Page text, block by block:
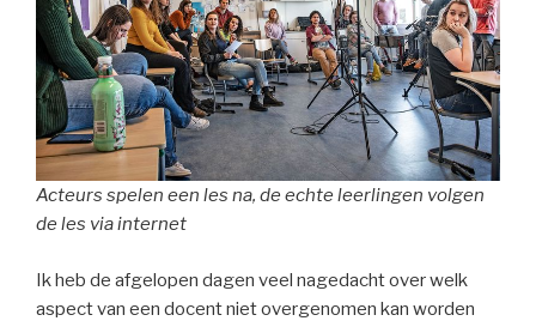
Acteurs spelen een les na, de echte leerlingen volgen
de les via internet
Ik heb de afgelopen dagen veel nagedacht over welk
aspect van een docent niet overgenomen kan worden